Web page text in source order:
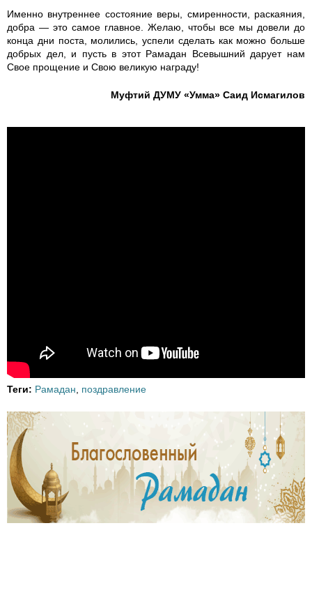
n
g
Именно внутреннее состояние веры, смиренности, раскаяния,
добра — это самое главное. Желаю, чтобы все мы довели до
конца дни поста, молились, успели сделать как можно больше
добрых дел, и пусть в этот Рамадан Всевышний дарует нам
Свое прощение и Свою великую награду!
Муфтий ДУМУ «Умма» Саид Исмагилов
Теги: Рамадан поздравление